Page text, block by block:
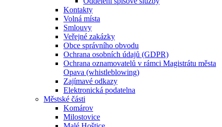
Kontakty
Volná místa
Smlouvy
Veřejné zakázky
Obce správního obvodu
Ochrana osobních údajů (GDPR)
Ochrana oznamovatelů v rámci Magistrátu města
Opava (whistleblowing)
Zajímavé odkazy
Elektronická podatelna
Městské části
Komárov
Milostovice